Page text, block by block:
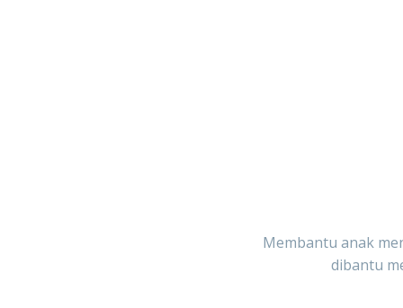
Membantu anak
dibantu